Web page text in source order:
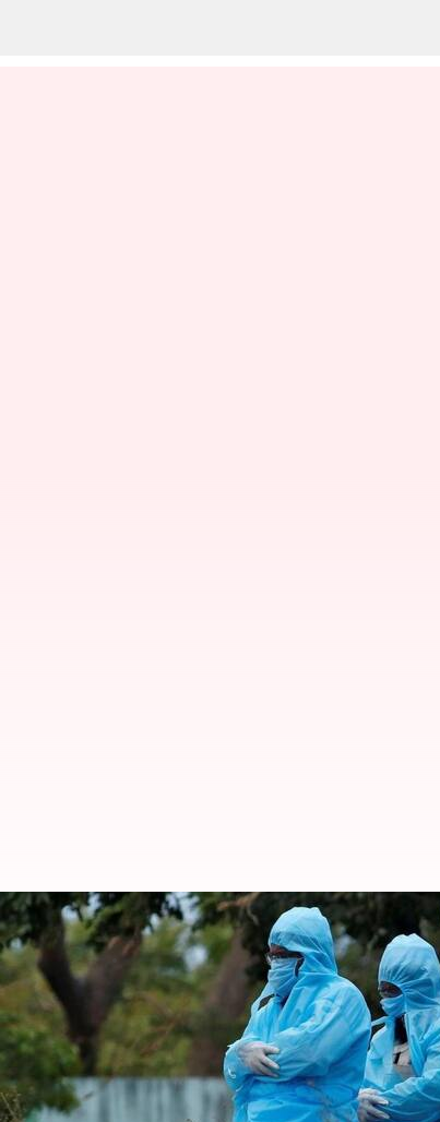
कोरोना वायरस: बड़े स्तर पर
लेखन प्रमोद कुमार Sep 26, 2020 01:15 pm
क्या है खबर?
दुनियाभर में लगभग 10 लाख लोगों की जान ले चुके
संगठन का कहना है कि जब तक बड़े स्तर पर